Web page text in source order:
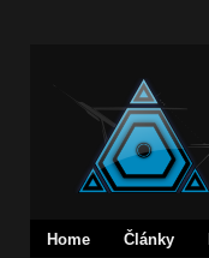
Home Články